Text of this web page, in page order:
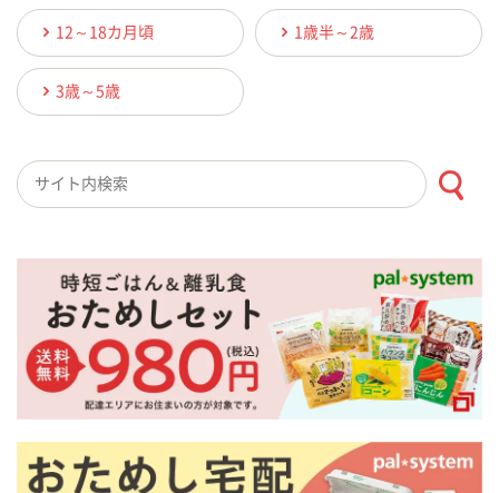
12～18カ月頃 1歳半～2歳
3歳～5歳
検索キーワード入力